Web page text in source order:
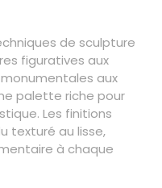
de sculpture
figuratives aux
aux
palette riche pour
Les finitions
texturé au lisse,
à chaque